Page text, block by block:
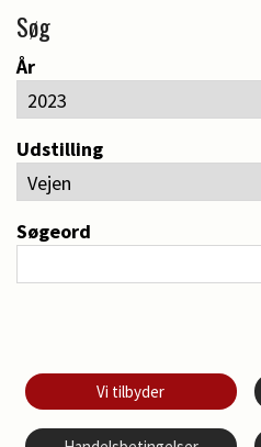
Søg
År
Udstilling
Søgeord
Vi tilbyder